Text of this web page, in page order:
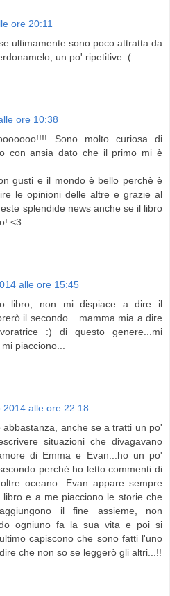
ore 20:11
ultimamente sono poco attratta da
un po' ripetitive :(
ore 10:38
Sono molto curiosa di
con ansia dato che il primo mi è
gusti e il mondo è bello perchè è
le opinioni delle altre e grazie al
splendide news anche se il libro
<3
alle ore 15:45
libro, non mi dispiace a dire il
il secondo....mamma mia a dire
:) di questo genere...mi
piacciono...
2014 alle ore 22:18
anche se a tratti un po'
situazioni che divagavano
di Emma e Evan...ho un po'
perché ho letto commenti di
oceano...Evan appare sempre
e a me piacciono le storie che
il fine assieme, non
ogniuno fa la sua vita e poi si
capiscono che sono fatti l'uno
che non so se leggerò gli altri...!!